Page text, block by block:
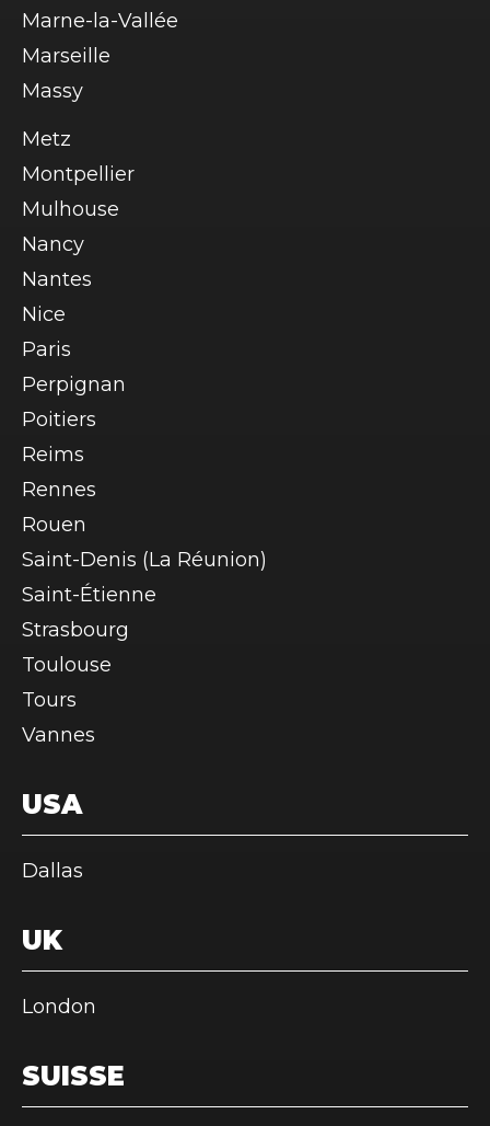
Marne-la-Vallée
Marseille
Massy
Metz
Montpellier
Mulhouse
Nancy
Nantes
Nice
Paris
Perpignan
Poitiers
Reims
Rennes
Rouen
Saint-Denis (La Réunion)
Saint-Étienne
Strasbourg
Toulouse
Tours
Vannes
USA
Dallas
UK
London
SUISSE